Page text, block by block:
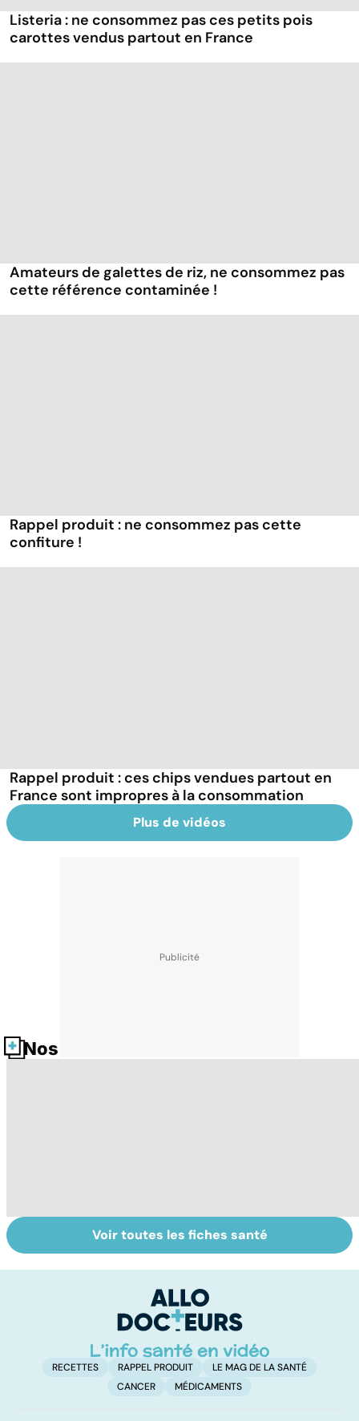
Listeria : ne consommez pas ces petits pois
carottes vendus partout en France
Amateurs de galettes de riz, ne consommez pas
cette référence contaminée !
Rappel produit : ne consommez pas cette
confiture !
Rappel produit : ces chips vendues partout en
France sont impropres à la consommation
Plus de vidéos
Nos fiches santé
Intoxications
alimentaires :
Tout savoir sur
les infections
Voir toutes les fiches santé
RECETTES RAPPEL PRODUIT
LE MAG DE LA SANTÉ
CANCER
MÉDICAMENTS